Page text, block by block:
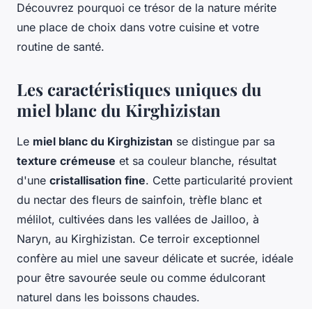
Découvrez pourquoi ce trésor de la nature mérite
une place de choix dans votre cuisine et votre
routine de santé.
Les caractéristiques uniques du
miel blanc du Kirghizistan
Le miel blanc du Kirghizistan se distingue par sa
texture crémeuse et sa couleur blanche, résultat
d'une cristallisation fine. Cette particularité provient
du nectar des fleurs de sainfoin, trèfle blanc et
mélilot, cultivées dans les vallées de Jailloo, à
Naryn, au Kirghizistan. Ce terroir exceptionnel
confère au miel une saveur délicate et sucrée, idéale
pour être savourée seule ou comme édulcorant
naturel dans les boissons chaudes.